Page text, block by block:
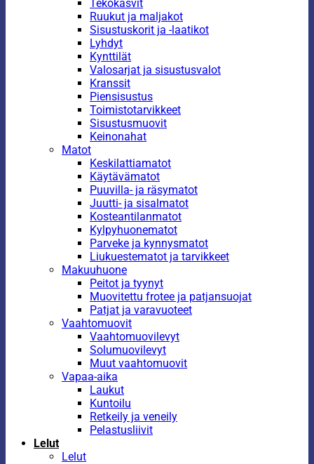
Tekokasvit
Ruukut ja maljakot
Sisustuskorit ja -laatikot
Lyhdyt
Kynttilät
Valosarjat ja sisustusvalot
Kranssit
Piensisustus
Toimistotarvikkeet
Sisustusmuovit
Keinonahat
Matot
Keskilattiamatot
Käytävämatot
Puuvilla- ja räsymatot
Juutti- ja sisalmatot
Kosteantilanmatot
Kylpyhuonematot
Parveke ja kynnysmatot
Liukuestematot ja tarvikkeet
Makuuhuone
Peitot ja tyynyt
Muovitettu frotee ja patjansuojat
Patjat ja varavuoteet
Vaahtomuovit
Vaahtomuovilevyt
Solumuovilevyt
Muut vaahtomuovit
Vapaa-aika
Laukut
Kuntoilu
Retkeily ja veneily
Pelastusliivit
Lelut
Lelut